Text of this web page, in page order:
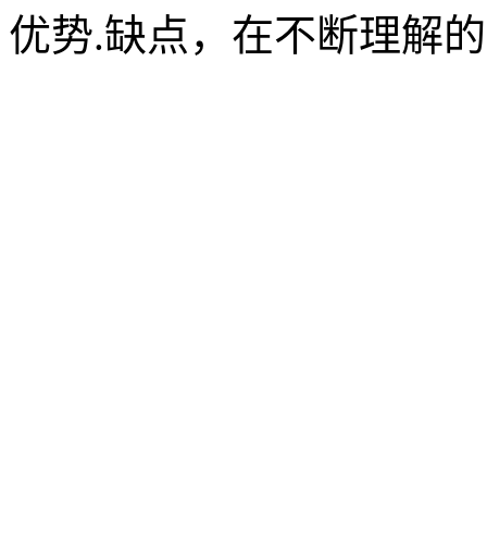
优势.缺点，在不断理解